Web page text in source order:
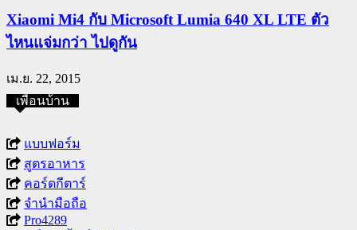
Xiaomi Mi4 กับ Microsoft Lumia 640 XL LTE ตัว
ไหนแจ่มกว่า ไปดูกัน
เม.ย. 22, 2015
เพื่อนบ้าน
แบบฟอร์ม
สูตรอาหาร
คอร์ดกีตาร์
จำนำมือถือ
Pro4289